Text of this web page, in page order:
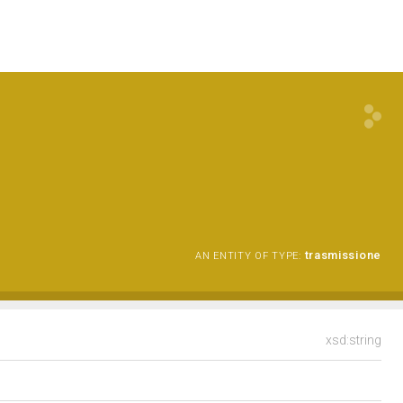
AN ENTITY OF TYPE: trasmissione
xsd:string